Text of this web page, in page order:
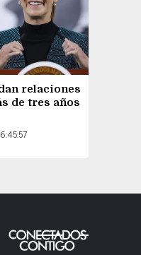
relaciones
de tres años